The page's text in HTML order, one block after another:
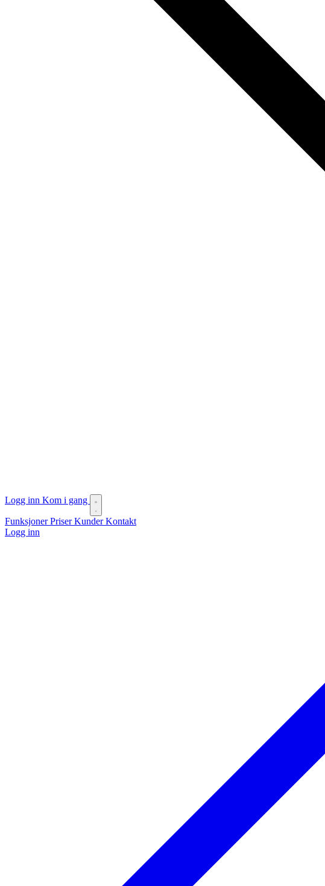
Logg inn Kom i gang
FunksjonerPriserKunderKontakt
Logg inn